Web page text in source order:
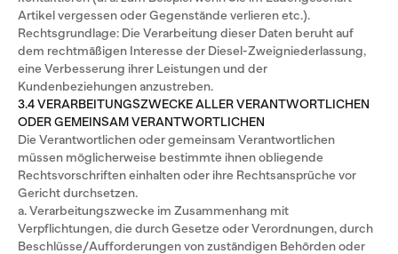
Artikel vergessen oder Gegenstände verlieren etc.).
Rechtsgrundlage: Die Verarbeitung dieser Daten beruht auf
dem rechtmäßigen Interesse der Diesel-Zweigniederlassung,
eine Verbesserung ihrer Leistungen und der
Kundenbeziehungen anzustreben.
3.4 VERARBEITUNGSZWECKE ALLER VERANTWORTLICHEN
ODER GEMEINSAM VERANTWORTLICHEN
Die Verantwortlichen oder gemeinsam Verantwortlichen
müssen möglicherweise bestimmte ihnen obliegende
Rechtsvorschriften einhalten oder ihre Rechtsansprüche vor
Gericht durchsetzen.
a. Verarbeitungszwecke im Zusammenhang mit
Verpflichtungen, die durch Gesetze oder Verordnungen, durch
Beschlüsse/Aufforderungen von zuständigen Behörden oder